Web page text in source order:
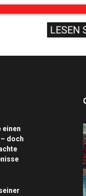
LESEN
einen
doch